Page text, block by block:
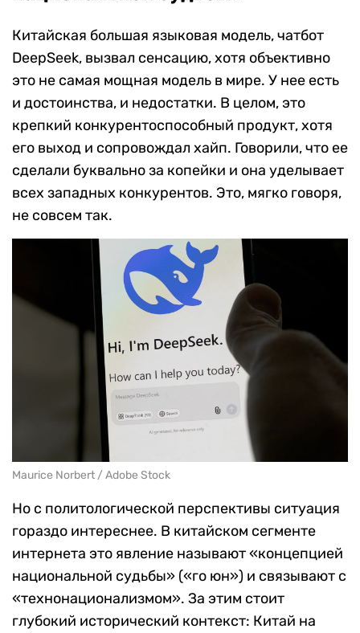
Китайская большая языковая модель, чатбот
DeepSeek, вызвал сенсацию, хотя объективно
это не самая мощная модель в мире. У нее есть
и достоинства, и недостатки. В целом, это
крепкий конкурентоспособный продукт, хотя
его выход и сопровождал хайп. Говорили, что ее
сделали буквально за копейки и она уделывает
всех западных конкурентов. Это, мягко говоря,
не совсем так.
Maurice Norbert / Adobe Stock
Но с политологической перспективы ситуация
гораздо интереснее. В китайском сегменте
интернета это явление называют «концепцией
национальной судьбы» («го юн») и связывают с
«технонационализмом». За этим стоит
глубокий исторический контекст: Китай на